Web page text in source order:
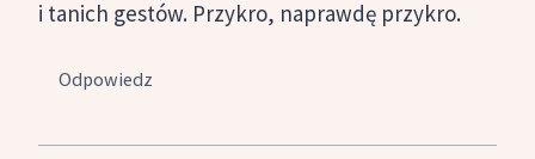
i tanich gestów. Przykro, naprawdę przykro.
Odpowiedz